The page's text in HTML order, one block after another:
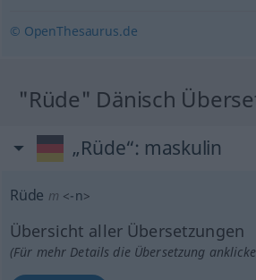
© OpenThesaurus.de
"Rüde" Dänisch
„Rüde“: maskulin
Rüde m <-n>
Übersicht aller Übersetzungen
(Für mehr Details die Übersetzung